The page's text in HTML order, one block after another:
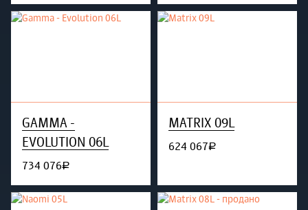
GAMMA -
EVOLUTION 06L
734 076руб.
MATRIX 09L
624 067руб.